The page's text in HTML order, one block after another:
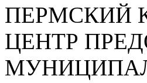
ПЕРМСКИЙ
ЦЕНТР